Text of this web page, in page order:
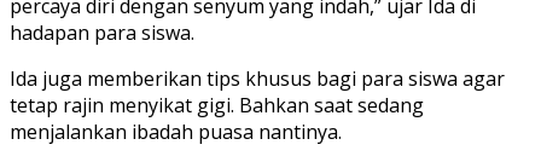
percaya diri dengan senyum yang indah,” ujar Ida di
hadapan para siswa.
Ida juga memberikan tips khusus bagi para siswa agar
tetap rajin menyikat gigi. Bahkan saat sedang
menjalankan ibadah puasa nantinya.